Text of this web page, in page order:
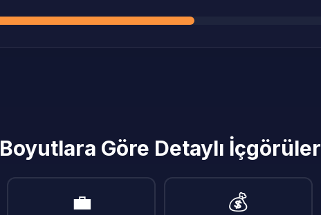
Boyutlara Göre Detaylı İçgörüler
💼 💰